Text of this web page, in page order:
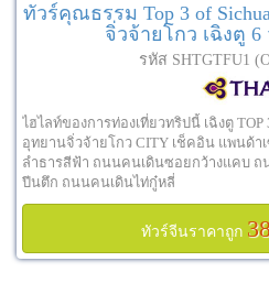
ทัวร์คุณธรรม Top 3 of
จิ่วจ้ายโกว เฉิงตู
รหัส SHTGTFU1
ไฮไลท์ของการท่องเที่ยวทริปนี้ เฉิงตู
อุทยานจิ่วจ้ายโกว CITY เช็คอิน แพนด้า
ลำธารสีฟ้า ถนนคนเดินซอยกว้างแคบ ถ
ปีนตึก ถนนคนเดินไท่กู๋หลี่
ทัวร์จีนราคาถูก